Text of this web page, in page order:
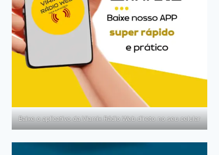
Baixe o aplicativo da Viamix Rádio Web direto no seu celular